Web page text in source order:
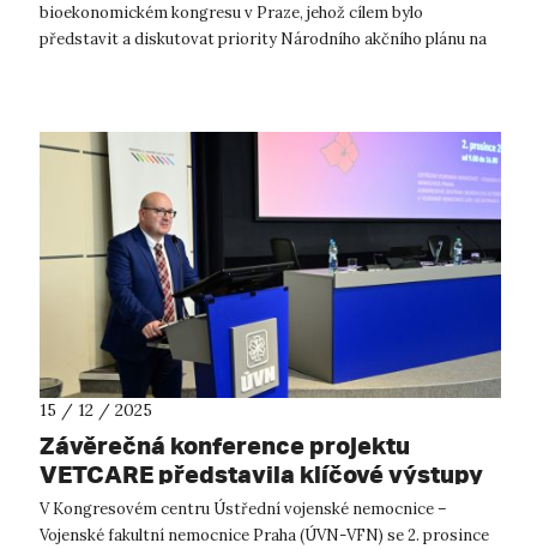
bioekonomickém kongresu v Praze, jehož cílem bylo
představit a diskutovat priority Národního akčního plánu na
15 / 12 / 2025
Závěrečná konference projektu
VETCARE představila klíčové výstupy
systému péče o novodobé válečné
veterány
V Kongresovém centru Ústřední vojenské nemocnice –
Vojenské fakultní nemocnice Praha (ÚVN-VFN) se 2. prosince